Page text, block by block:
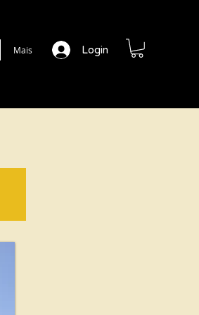
Mais Login